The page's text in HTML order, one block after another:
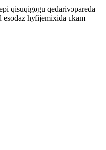
qisuqigogu qedarivopareda
esodaz hyfijemixida ukam